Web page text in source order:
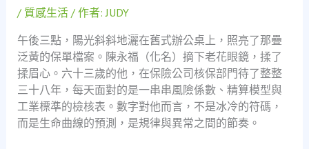
/ 質感生活/ 作者:JUDY
午後三點，陽光斜斜地灑在舊式辦公桌上，照亮了那疊
泛黃的保單檔案。陳永福（化名）摘下老花眼鏡，揉了
揉眉心。六十三歲的他，在保險公司核保部門待了整整
三十八年，每天面對的是一串串風險係數、精算模型與
工業標準的檢核表。數字對他而言，不是冰冷的符碼，
而是生命曲線的預測，是規律與異常之間的節奏。